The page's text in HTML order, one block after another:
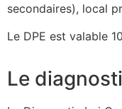
secondaires), local
Le DPE est valable
Le